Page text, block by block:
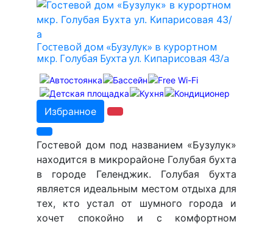
Гостевой дом «Бузулук» в курортном
мкр. Голубая Бухта ул. Кипарисовая 43/а
Избранное
Гостевой дом под названием «Бузулук»
находится в микрорайоне Голубая бухта
в городе Геленджик. Голубая бухта
является идеальным местом отдыха для
тех, кто устал от шумного города и
хочет спокойно и с комфортном